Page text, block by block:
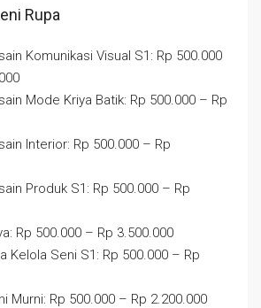
Rupa
Komunikasi Visual S1: Rp 500.000
Mode Kriya Batik: Rp 500.000 – Rp
Interior: Rp 500.000 – Rp
Produk S1: Rp 500.000 – Rp
Rp 500.000 – Rp 3.500.000
Kelola Seni S1: Rp 500.000 – Rp
Murni: Rp 500.000 – Rp 2.200.000